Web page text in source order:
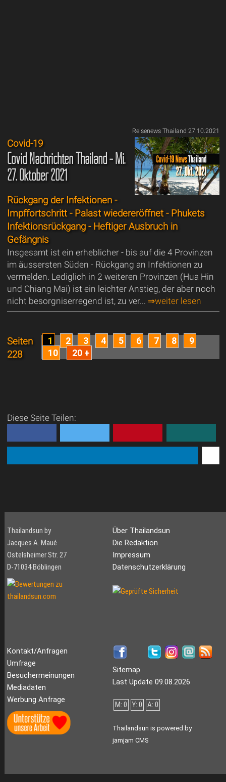
Reisenews Thailand 27.10.2021
Covid-19
Covid Nachrichten Thailand - Mi.
27. Oktober 2021
Rückgang der Infektionen -
Impffortschritt - Palast wiedereröffnet - Phukets
Infektionsrückgang - Heftiger Ausbruch in
Gefängnis
Insgesamt ist ein erheblicher - bis auf die 4 Provinzen
im äussersten Süden - Rückgang an Infektionen zu
vermelden. Lediglich in 2 weiteren Provinzen (Hua Hin
und Chiang Mai) ist ein leichter Anstieg, der aber noch
nicht besorgniserregend ist, zu ver... ⇒weiter lesen
Seiten
228
1 2 3 4 5 6 7 8
9
10
20 +
Diese Seite Teilen:
Thailandsun by
Jacques A. Maué
Ostelsheimer Str. 27
D-71034 Böblingen
Über Thailandsun
Die Redaktion
Impressum
Datenschutzerklärung
Kontakt/Anfragen
Umfrage
Besuchermeinungen
Mediadaten
Werbung Anfrage
Sitemap
Last Update 09.08.2026
M: 0 Y: 0 A: 0
Thailandsun is powered by
jamjam CMS